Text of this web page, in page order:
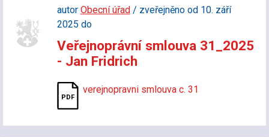
autor Obecní úřad/ zveřejněno od 10. září
2025 do
Veřejnoprávní smlouva 31_2025
- Jan Fridrich
verejnopravni smlouva c. 31